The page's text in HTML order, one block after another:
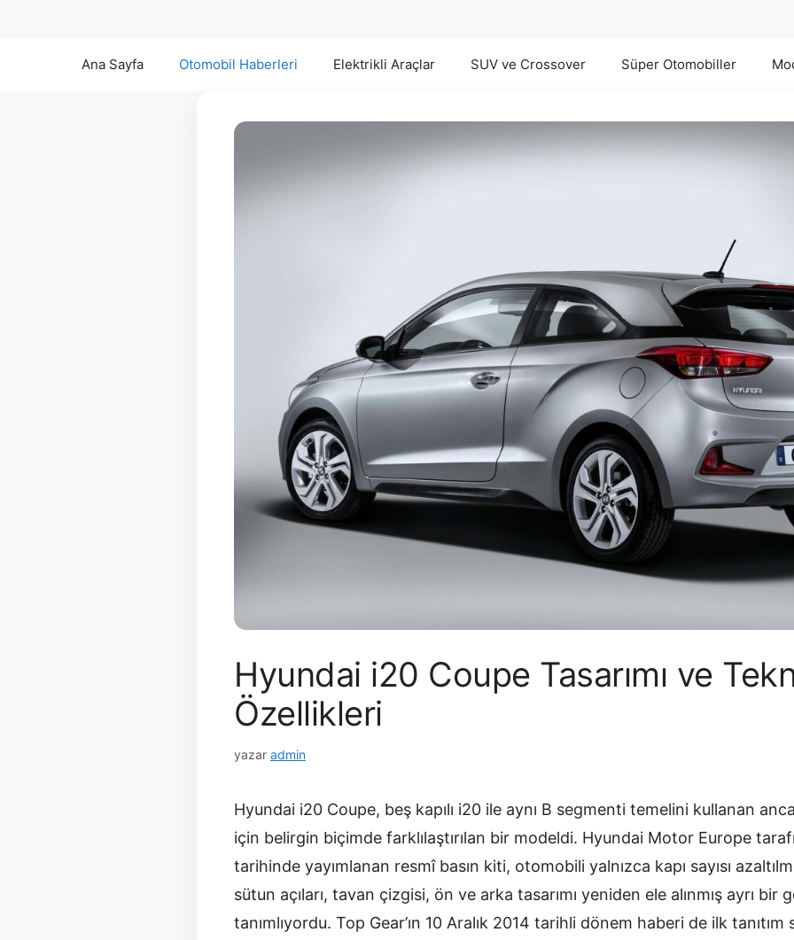
Ana Sayfa Otomobil Haberleri Elektrikli Araçlar SUV ve Crossover Süper Otomobiller
Hyundai i20 Coupe Tasarımı ve
Özellikleri
yazar admin
Hyundai i20 Coupe, beş kapılı i20 ile aynı B segmenti temelini kullanan
için belirgin biçimde farklılaştırılan bir modeldi. Hyundai Motor Europe
tarihinde yayımlanan resmî basın kiti, otomobili yalnızca kapı sayısı
sütun açıları, tavan çizgisi, ön ve arka tasarımı yeniden ele alınmış ayrı
tanımlıyordu. Top Gear’ın 10 Aralık 2014 tarihli dönem haberi de ilk tanıtım